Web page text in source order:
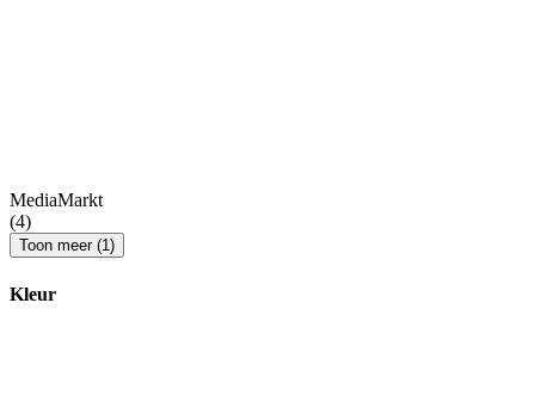
MediaMarkt
(4)
Toon meer (1)
Kleur